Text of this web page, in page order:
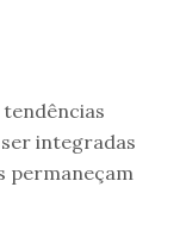
integradas
permaneçam